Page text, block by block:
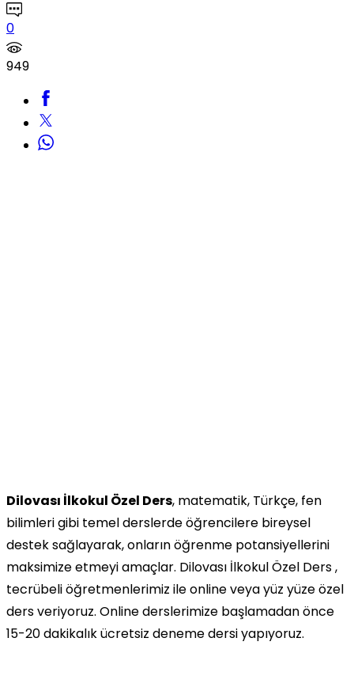
0
949
Dilovası İlkokul Özel Ders, matematik, Türkçe, fen
bilimleri gibi temel derslerde öğrencilere bireysel
destek sağlayarak, onların öğrenme potansiyellerini
maksimize etmeyi amaçlar. Dilovası İlkokul Özel Ders ,
tecrübeli öğretmenlerimiz ile online veya yüz yüze özel
ders veriyoruz. Online derslerimize başlamadan önce
15-20 dakikalık ücretsiz deneme dersi yapıyoruz.